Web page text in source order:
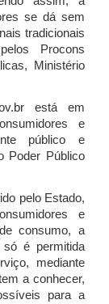
se dá sem
tradicionais
Procons
Ministério
está em
e
público e
Poder Público
pelo Estado,
e
consumo, a
só é permitida
mediante
a conhecer,
para a